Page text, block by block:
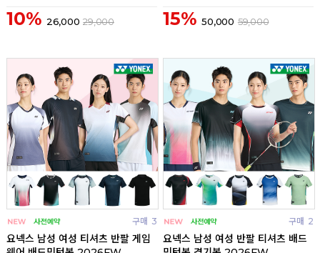
10% 26,000 29,000 15% 50,000 59,000
구매 3
요넥스 남성 여성 티셔츠 반팔 게임
구매 2
요넥스 남성 여성 반팔 티셔츠 배드